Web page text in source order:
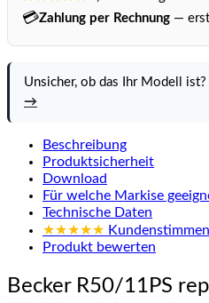
💳Zahlung per Rechnung —
Unsicher, ob das Ihr Modell ist?
→
Beschreibung
Produktsicherheit
Download
Für welche Markise
Technische Daten
★★★★★
Produkt bewerten
Becker R50/11PS